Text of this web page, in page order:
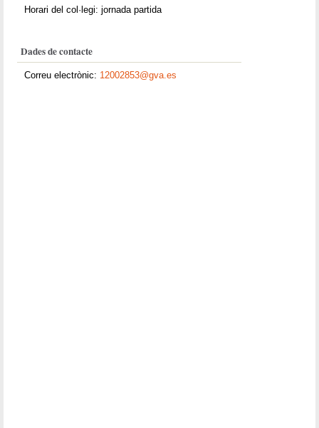
Horari del col·legi: jornada partida
Dades de contacte
Correu electrònic: 12002853@gva.es